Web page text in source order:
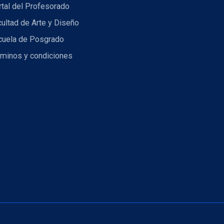
del Profesorado
de Arte y Diseño
de Posgrado
y condiciones